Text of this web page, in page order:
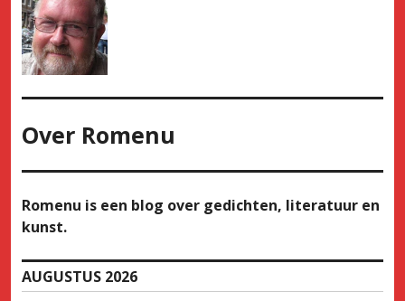
Over Romenu
Romenu is een blog over gedichten, literatuur en
kunst.
AUGUSTUS 2026